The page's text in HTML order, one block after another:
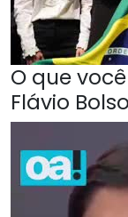
O que
Flávio